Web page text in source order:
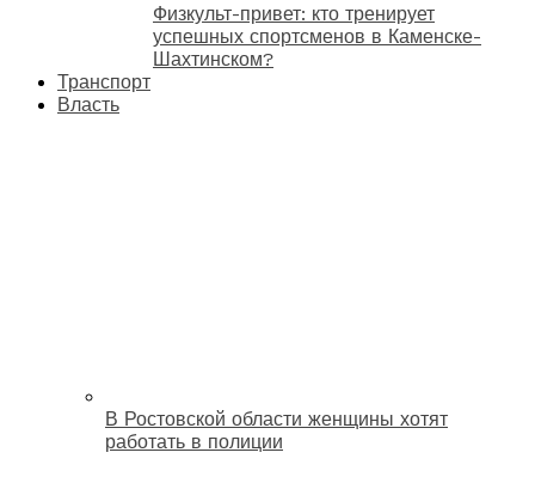
Физкульт-привет: кто тренирует
успешных спортсменов в Каменске-
Шахтинском?
Транспорт
Власть
В Ростовской области женщины хотят
работать в полиции